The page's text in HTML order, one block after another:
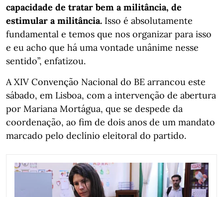
capacidade de tratar bem a militância, de
estimular a militância. Isso é absolutamente
fundamental e temos que nos organizar para isso
e eu acho que há uma vontade unânime nesse
sentido”, enfatizou.
A XIV Convenção Nacional do BE arrancou este
sábado, em Lisboa, com a intervenção de abertura
por Mariana Mortágua, que se despede da
coordenação, ao fim de dois anos de um mandato
marcado pelo declínio eleitoral do partido.